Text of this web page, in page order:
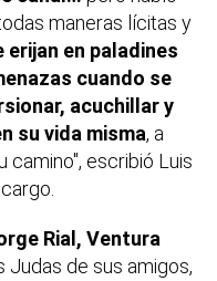
maneras lícitas y
erijan en paladines
cuando se
acuchillar y
su vida misma, a
camino", escribió Luis
Rial, Ventura
Judas de sus amigos,